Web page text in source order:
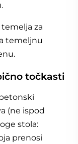
za
temeljnu
točkasti
(ne ispod
stola:
prenosi